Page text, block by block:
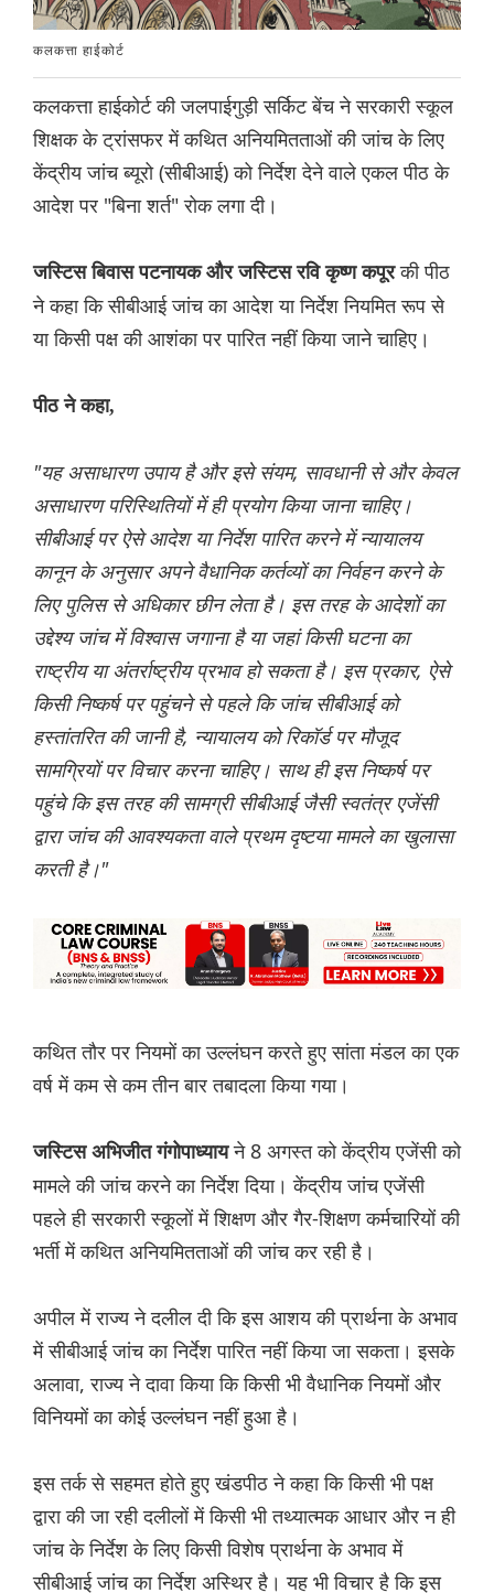
कलकत्ता हाईकोर्ट
कलकत्ता हाईकोर्ट की जलपाईगुड़ी सर्किट बेंच ने सरकारी स्कूल
शिक्षक के ट्रांसफर में कथित अनियमितताओं की जांच के लिए
केंद्रीय जांच ब्यूरो (सीबीआई) को निर्देश देने वाले एकल पीठ के
आदेश पर "बिना शर्त" रोक लगा दी।
जस्टिस बिवास पटनायक और जस्टिस रवि कृष्ण कपूरकी पीठ
ने कहा कि सीबीआई जांच का आदेश या निर्देश नियमित रूप से
या किसी पक्ष की आशंका पर पारित नहीं किया जाने चाहिए।
पीठ ने कहा,
"यह असाधारण उपाय है और इसे संयम, सावधानी से और केवल
असाधारण परिस्थितियों में ही प्रयोग किया जाना चाहिए।
सीबीआई पर ऐसे आदेश या निर्देश पारित करने में न्यायालय
कानून के अनुसार अपने वैधानिक कर्तव्यों का निर्वहन करने के
लिए पुलिस से अधिकार छीन लेता है। इस तरह के आदेशों का
उद्देश्य जांच में विश्वास जगाना है या जहां किसी घटना का
राष्ट्रीय या अंतर्राष्ट्रीय प्रभाव हो सकता है। इस प्रकार, ऐसे
किसी निष्कर्ष पर पहुंचने से पहले कि जांच सीबीआई को
हस्तांतरित की जानी है, न्यायालय को रिकॉर्ड पर मौजूद
सामग्रियों पर विचार करना चाहिए। साथ ही इस निष्कर्ष पर
पहुंचे कि इस तरह की सामग्री सीबीआई जैसी स्वतंत्र एजेंसी
द्वारा जांच की आवश्यकता वाले प्रथम दृष्टया मामले का खुलासा
करती है।"
कथित तौर पर नियमों का उल्लंघन करते हुए सांता मंडल का एक
वर्ष में कम से कम तीन बार तबादला किया गया।
जस्टिस अभिजीत गंगोपाध्यायने 8 अगस्त को केंद्रीय एजेंसी को
मामले की जांच करने का निर्देश दिया। केंद्रीय जांच एजेंसी
पहले ही सरकारी स्कूलों में शिक्षण और गैर-शिक्षण कर्मचारियों की
भर्ती में कथित अनियमितताओं की जांच कर रही है।
अपील में राज्य ने दलील दी कि इस आशय की प्रार्थना के अभाव
में सीबीआई जांच का निर्देश पारित नहीं किया जा सकता। इसके
अलावा, राज्य ने दावा किया कि किसी भी वैधानिक नियमों और
विनियमों का कोई उल्लंघन नहीं हुआ है।
इस तर्क से सहमत होते हुए खंडपीठ ने कहा कि किसी भी पक्ष
द्वारा की जा रही दलीलों में किसी भी तथ्यात्मक आधार और न ही
जांच के निर्देश के लिए किसी विशेष प्रार्थना के अभाव में
सीबीआई जांच का निर्देश अस्थिर है। यह भी विचार है कि इस